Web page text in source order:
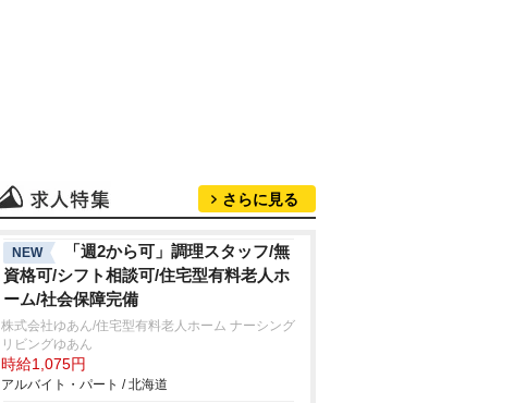
さらに見る
NEW
「週2から可」調理スタッフ/無
資格可/シフト相談可/住宅型有料老人ホ
ーム/社会保障完備
株式会社ゆあん/住宅型有料老人ホーム ナーシング
リビングゆあん
時給1,075円
アルバイト・パート / 北海道